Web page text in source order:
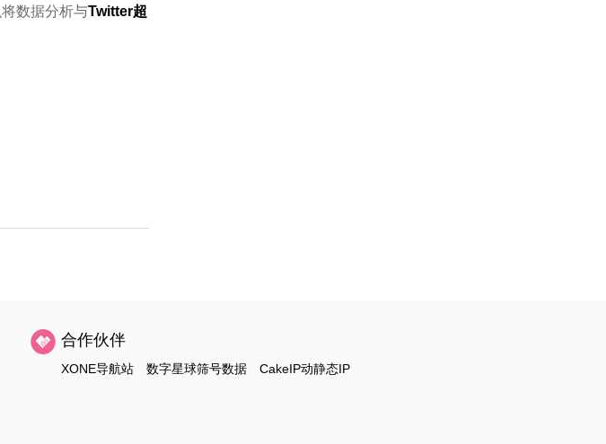
数据分析与Twitter超
合作伙伴
XONE导航站 数字星球筛号数据 CakeIP动静态IP